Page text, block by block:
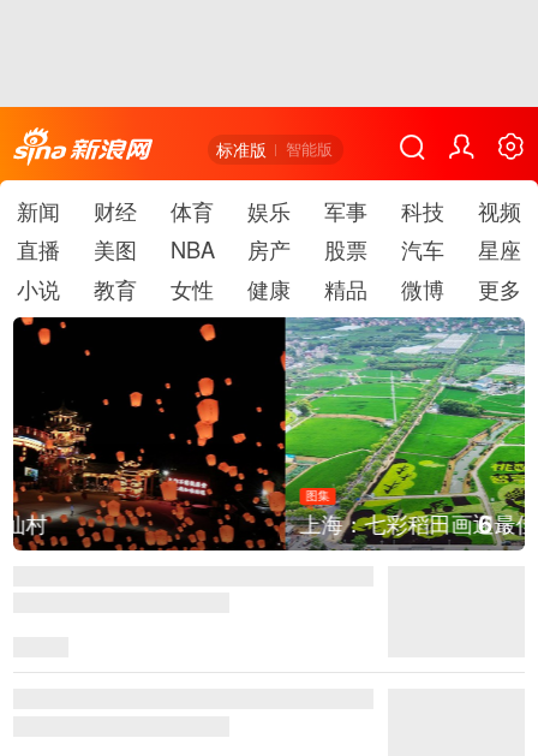
标准版 智能版
新闻 财经 体育 娱乐 军事 科技
视频
直播
美图 NBA 房产 股票 汽车
星座
小说
教育 女性 健康 精品 微博 更多
图集
上海：七彩稻田画迎最佳观赏期 6/6